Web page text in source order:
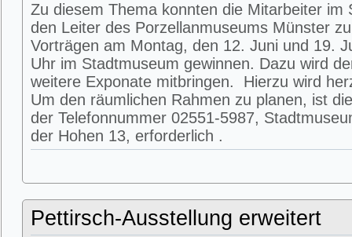
Zu diesem Thema konnten die Mitarbeiter im
den Leiter des Porzellanmuseums Münster
Vorträgen am Montag, den 12. Juni und 19.
Uhr im Stadtmuseum gewinnen. Dazu wird
weitere Exponate mitbringen. Hierzu wird
Um den räumlichen Rahmen zu planen, ist
der Telefonnummer 02551-5987,
der Hohen 13, erforderlich .
Pettirsch-Ausstellung erweitert